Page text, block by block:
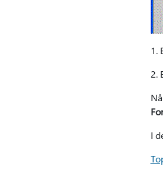
1.
2.
I